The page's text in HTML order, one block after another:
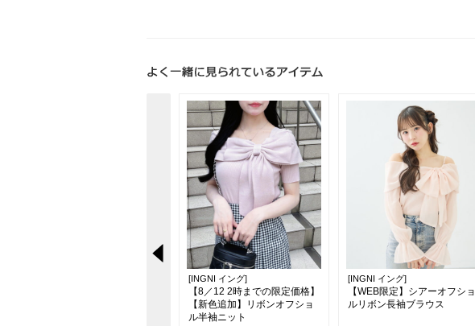
[INGNI イング]
【8／12 2時までの限定価格】
【新色追加】リボンオフショ
ル半袖ニット
[INGNI イング]
【WEB限定】シアーオフショ
ルリボン長袖ブラウス